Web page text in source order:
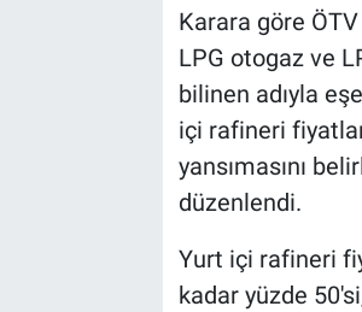
Karara göre
LPG otogaz ve
bilinen adıyla
içi rafineri
yansımasını
düzenlendi.
Yurt içi rafineri
kadar yüzde